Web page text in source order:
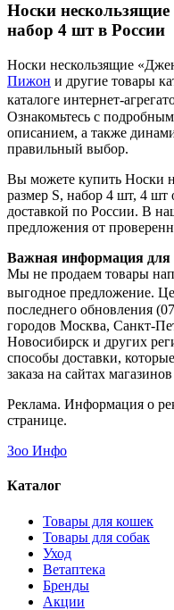
Носки
набор 4 шт в России
Носки нескользящие
Пижон и другие товары
каталоге интернет-
Ознакомьтесь с
описанием, а также
правильный выбор.
Вы можете купить Носки
размер S, набор 4 шт, 4 шт
доставкой по России. В
предложения от
Важная информация для
Мы не продаем товары
выгодное предложение.
последнего обновления
городов Москва, Санкт-
Новосибирск и других
способы доставки,
заказа на сайтах
Реклама. Информация о
странице.
Зоо Инфо
Каталог
Товары для кошек
Товары для собак
Уход
Ветаптека
Бренды
Акции